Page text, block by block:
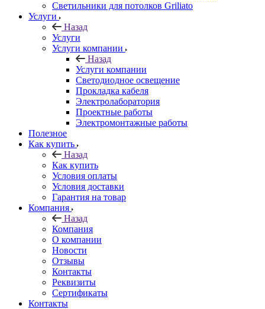
Светильники для потолков Griliato
Услуги
Назад
Услуги
Услуги компании
Назад
Услуги компании
Светодиодное освещение
Прокладка кабеля
Электролаборатория
Проектные работы
Электромонтажные работы
Полезное
Как купить
Назад
Как купить
Условия оплаты
Условия доставки
Гарантия на товар
Компания
Назад
Компания
О компании
Новости
Отзывы
Контакты
Реквизиты
Сертификаты
Контакты